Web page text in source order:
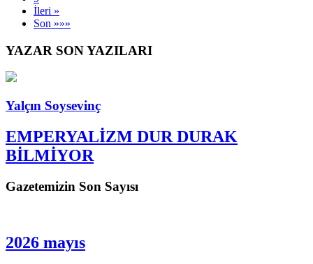
İleri »
Son »»»
YAZAR SON YAZILARI
Yalçın Soysevinç
EMPERYALİZM DUR DURAK
BİLMİYOR
Gazetemizin Son Sayısı
2026 mayıs